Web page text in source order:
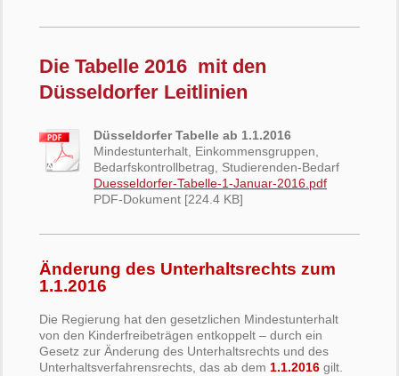
Die Tabelle 2016 mit den
Düsseldorfer Leitlinien
Düsseldorfer Tabelle ab 1.1.2016
Mindestunterhalt, Einkommensgruppen,
Bedarfskontrollbetrag, Studierenden-Bedarf
Duesseldorfer-Tabelle-1-Januar-2016.pdf
PDF-Dokument [224.4 KB]
Änderung des Unterhaltsrechts zum
1.1.2016
Die Regierung hat den gesetzlichen Mindestunterhalt
von den Kinderfreibeträgen entkoppelt – durch ein
Gesetz zur Änderung des Unterhaltsrechts und des
Unterhaltsverfahrensrechts, das ab dem 1.1.2016 gilt.